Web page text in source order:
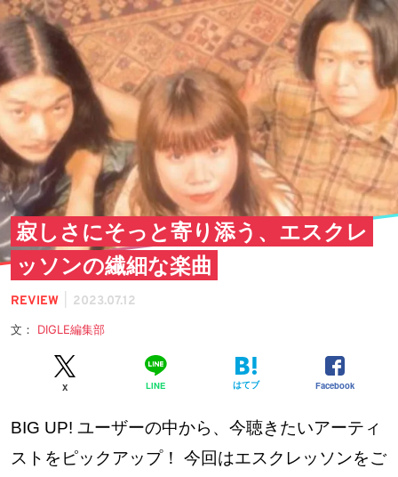
寂しさにそっと寄り添う、エスクレ
ッソンの繊細な楽曲
REVIEW 2023.07.12
文： DIGLE編集部
X LINE はてブ Facebook
BIG UP! ユーザーの中から、今聴きたいアーティ
ストをピックアップ！ 今回はエスクレッソンをご